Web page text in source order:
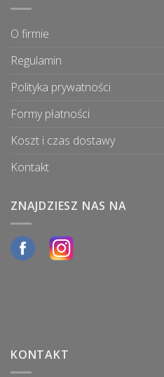
O firmie
Regulamin
Polityka prywatności
Formy płatności
Koszt i czas dostawy
Kontakt
ZNAJDZIESZ NAS NA
KONTAKT